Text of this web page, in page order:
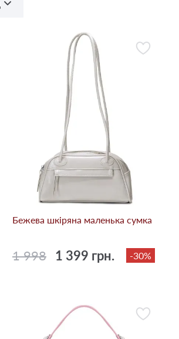
Бежева шкіряна маленька сумка
1 998 1 399 грн. -30%